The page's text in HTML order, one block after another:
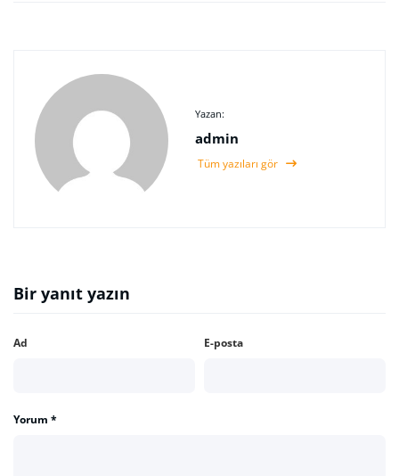
Yazan:
admin
Tüm yazıları gör
Bir yanıt yazın
Ad E-posta
Yorum *